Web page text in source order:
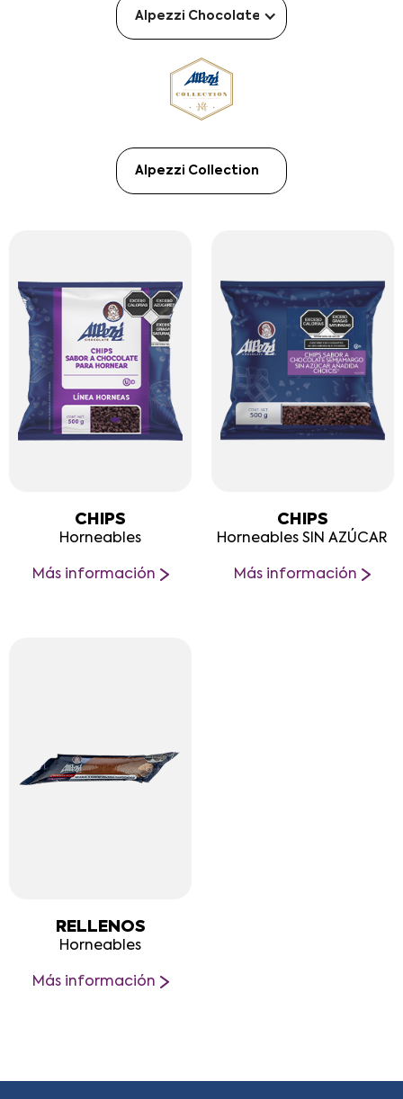
Alpezzi Chocolate
Alpezzi Collection
CHIPS
Horneables
Más información
CHIPS
Horneables SIN AZÚCAR
Más información
RELLENOS
Horneables
Más información